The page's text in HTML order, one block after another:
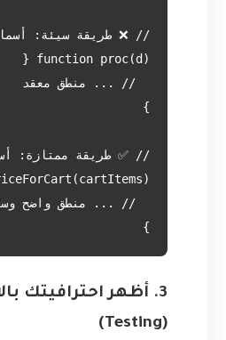
}
3. أظهر احترافيتك
(Testing)